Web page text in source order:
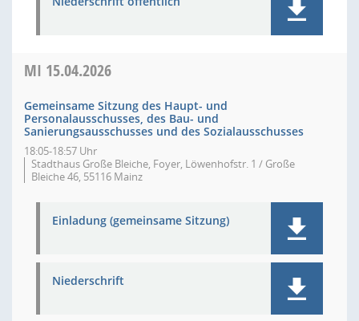
MI 15.04.2026
Gemeinsame Sitzung des Haupt- und
Personalausschusses, des Bau- und
Sanierungsausschusses und des Sozialausschusses
18:05-18:57 Uhr
Stadthaus Große Bleiche, Foyer, Löwenhofstr. 1 / Große
Bleiche 46, 55116 Mainz
Einladung (gemeinsame Sitzung)
Niederschrift